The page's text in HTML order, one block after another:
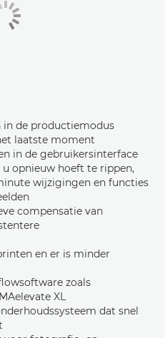
in de productiemodus
laatste moment
in de gebruikersinterface
opnieuw hoeft te rippen,
wijzigingen en functies
compensatie van
en er is minder
zoals
XL
dat snel